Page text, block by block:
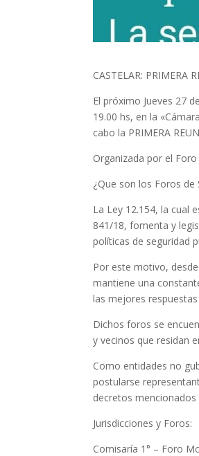
CASTELAR: PRIMERA
El próximo Jueves 27
19.00 hs, en la
cabo la PRIMERA
Organizada por el
¿Que son los Foros de
La Ley 12.154, la cual
841/18, fomenta y
políticas de seguridad
Por este motivo,
mantiene una
las mejores
Dichos foros se
y vecinos que residan
Como entidades no
postularse
decretos
Jurisdicciones y Foros:
Comisaría 1° – Foro